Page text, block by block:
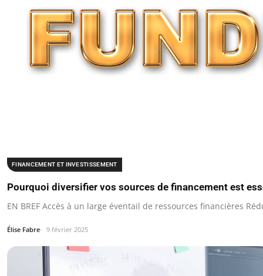
FINANCEMENT ET INVESTISSEMENT
Pourquoi diversifier vos sources de financement est
EN BREF Accès à un large éventail de ressources financières
Élise Fabre 9 février 2025